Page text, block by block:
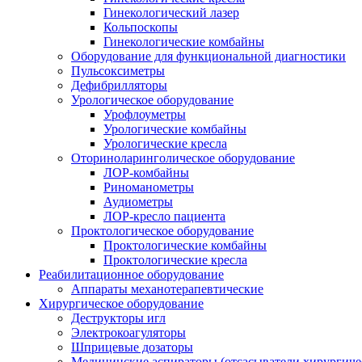
Гинекологический лазер
Кольпоскопы
Гинекологические комбайны
Оборудование для функциональной диагностики
Пульсоксиметры
Дефибрилляторы
Урологическое оборудование
Урофлоуметры
Урологические комбайны
Урологические кресла
Оториноларинголическое оборудование
ЛОР-комбайны
Риноманометры
Аудиометры
ЛОР-кресло пациента
Проктологическое оборудование
Проктологические комбайны
Проктологические кресла
Реабилитационное оборудование
Аппараты механотерапевтические
Хирургическое оборудование
Деструкторы игл
Электрокоагуляторы
Шприцевые дозаторы